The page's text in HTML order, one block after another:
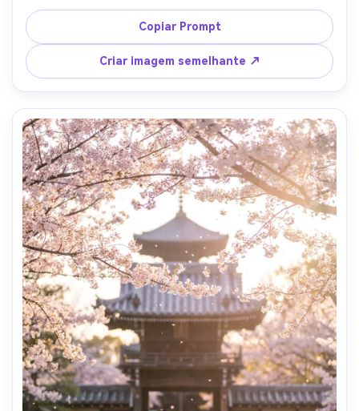
gotas de chuva fotorealistas e textura de pedra
molhada, filmado em Sony A7R V, 35mm, f/2.8,
enquadramento documentário, realismo cinematográfico-
AR 4:5
Copiar Prompt
Criar imagem semelhante ↗